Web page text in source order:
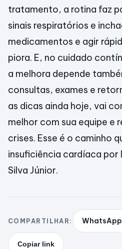
tratamento, a rotina faz
sinais respiratórios e
medicamentos e agir
piora. E, no cuidado
a melhora depende
consultas, exames e
as dicas ainda hoje, vai
melhor com sua equipe e
crises. Esse é o caminho
insuficiência cardíaca por
Silva Júnior.
COMPARTILHAR: WhatsApp
Copiar link